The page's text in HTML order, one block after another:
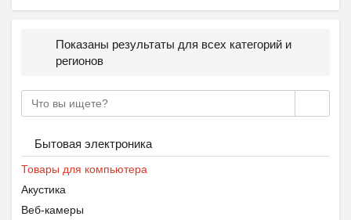
Показаны результаты для всех категорий и
регионов
Бытовая электроника
Товары для компьютера
Акустика
Веб-камеры